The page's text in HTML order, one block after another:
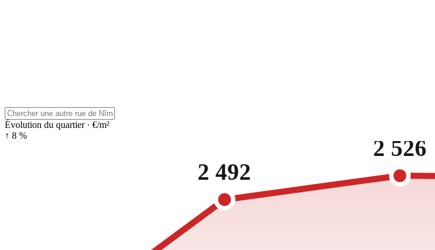
Évolution du quartier · €/m²
↑ 8 %
2 492
2 526